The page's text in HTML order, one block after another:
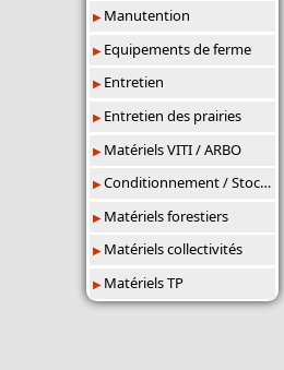
Manutention
Equipements de ferme
Entretien
Entretien des prairies
Matériels VITI / ARBO
Conditionnement / Stockage
Matériels forestiers
Matériels collectivités
Matériels TP